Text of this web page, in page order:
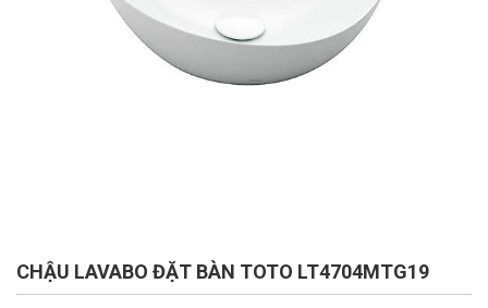
CHẬU LAVABO ĐẶT BÀN TOTO LT4704MTG19